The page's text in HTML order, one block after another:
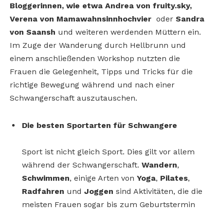
Bloggerinnen, wie etwa Andrea von fruity.sky,
Verena von Mamawahnsinnhochvier oder Sandra
von Saansh und weiteren werdenden Müttern ein.
Im Zuge der Wanderung durch Hellbrunn und
einem anschließenden Workshop nutzten die
Frauen die Gelegenheit, Tipps und Tricks für die
richtige Bewegung während und nach einer
Schwangerschaft auszutauschen.
Die besten Sportarten für Schwangere
Sport ist nicht gleich Sport. Dies gilt vor allem
während der Schwangerschaft. Wandern,
Schwimmen, einige Arten von Yoga, Pilates,
Radfahren und Joggen sind Aktivitäten, die die
meisten Frauen sogar bis zum Geburtstermin